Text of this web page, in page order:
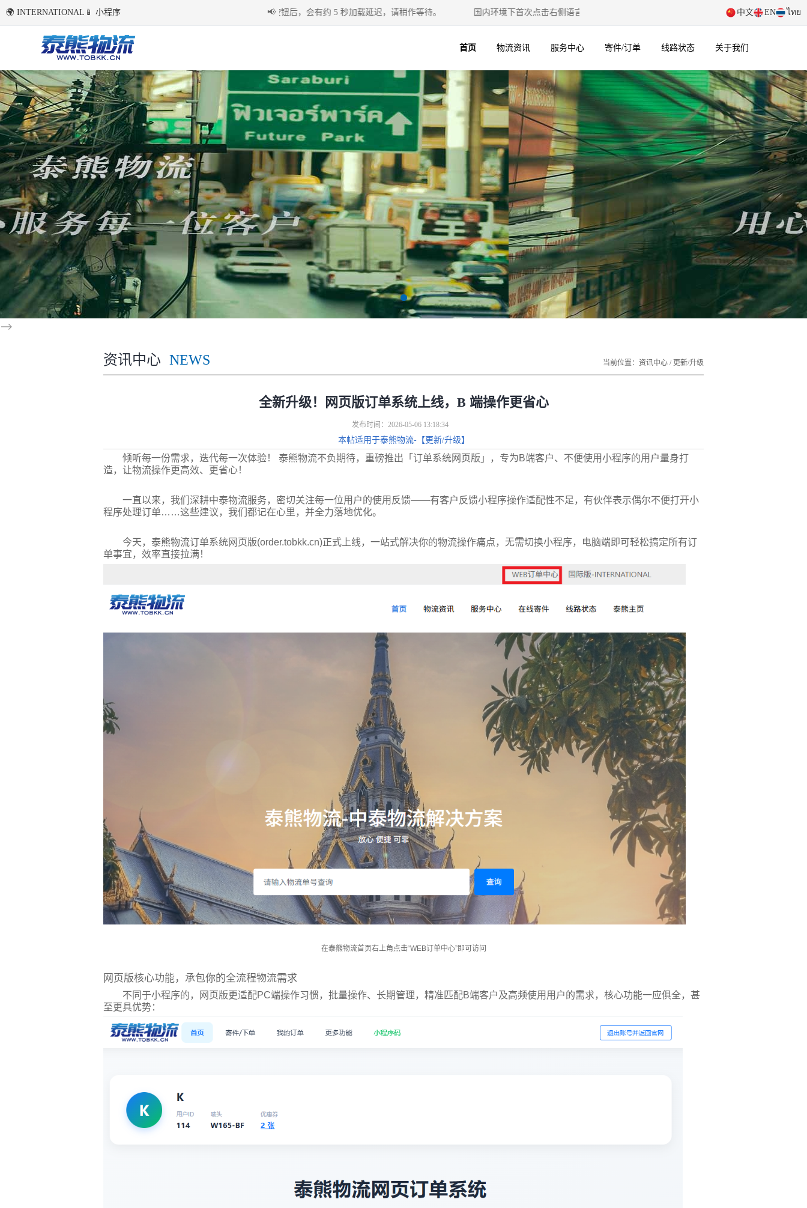
-->
🌍 INTERNATIONAL 📱 小程序 📢
国内环境下首次点击右侧语言切换按钮后，会有约 5 秒加载延迟，请稍作等待。 国内环境下首次点击右侧语言切换按钮后，会有约 5 秒加载延迟，请稍作等待。中文 EN ไทย
首页 物流资讯 服务中心 寄件/订单 线路状态 关于我们
资讯中心 NEWS 当前位置： 资讯中心 / 更新/升级
全新升级！网页版订单系统上线，B 端操作更省心
发布时间：2026-05-06 13:18:34
本帖适用于泰熊物流-【更新/升级】
倾听每一份需求，迭代每一次体验！
泰熊物流不负期待，重磅推出「订单系统网页版」，专为B端客户、不便使用小程序的用户量身打
造，让物流操作更高效、更省心！
一直以来，我们深耕中泰物流服务，密切关注每一位用户的使用反馈——有客户反馈小程序操作适配性不足，有伙伴表示偶尔不便打开小
程序处理订单……这些建议，我们都记在心里，并全力落地优化。
今天，泰熊物流订单系统网页版(order.tobkk.cn)正式上线，一站式解决你的物流操作痛点，无需切换小程序，电脑端即可轻松搞定所有订
单事宜，效率直接拉满！
在泰熊物流首页右上角点击“WEB订单中心”即可访问
网页版核心功能，承包你的全流程物流需求
不同于小程序的，网页版更适配PC端操作习惯，批量操作、长期管理，精准匹配B端客户及高频使用用户的需求，核心功能一应俱全，甚
至更具优势：